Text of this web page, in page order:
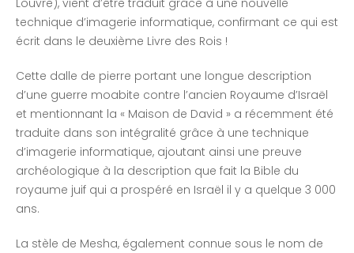
Louvre), vient d’être traduit grâce à une nouvelle
technique d’imagerie informatique, confirmant ce qui est
écrit dans le deuxième Livre des Rois !
Cette dalle de pierre portant une longue description
d’une guerre moabite contre l’ancien Royaume d’Israël
et mentionnant la « Maison de David » a récemment été
traduite dans son intégralité grâce à une technique
d’imagerie informatique, ajoutant ainsi une preuve
archéologique à la description que fait la Bible du
royaume juif qui a prospéré en Israël il y a quelque 3 000
ans.
La stèle de Mesha, également connue sous le nom de